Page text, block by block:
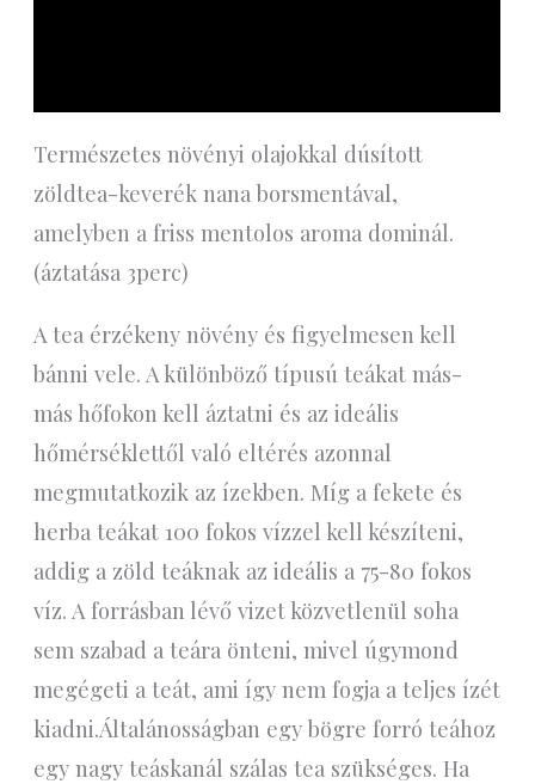
Természetes növényi olajokkal dúsított
zöldtea-keverék nana borsmentával,
amelyben a friss mentolos aroma dominál.
(áztatása 3perc)
A tea érzékeny növény és figyelmesen kell
bánni vele. A különböző típusú teákat más-
más hőfokon kell áztatni és az ideális
hőmérséklettől való eltérés azonnal
megmutatkozik az ízekben. Míg a fekete és
herba teákat 100 fokos vízzel kell készíteni,
addig a zöld teáknak az ideális a 75-80 fokos
víz. A forrásban lévő vizet közvetlenül soha
sem szabad a teára önteni, mivel úgymond
megégeti a teát, ami így nem fogja a teljes ízét
kiadni.Általánosságban egy bögre forró teához
egy nagy teáskanál szálas tea szükséges. Ha